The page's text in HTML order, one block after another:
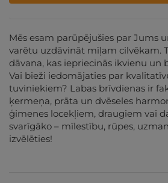
Mēs esam parūpējušies par Jums
varētu uzdāvināt mīļam cilvēkam.
dāvana, kas iepriecinās ikvienu un
Vai bieži iedomājaties par
tuviniekiem? Labas brīvdienas ir
ķermeņa, prāta un dvēseles
ģimenes locekļiem, draugiem vai
svarīgāko – mīlestību, rūpes,
izvēlēties!